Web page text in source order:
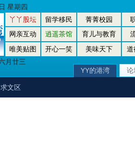
丫丫股坛 留学移民 菁菁校园
网亲互动
逍遥茶馆 育儿与教育
唯美贴图
开心一笑 美味天下
道
月廿三
星期四
YY的港湾 论
文区